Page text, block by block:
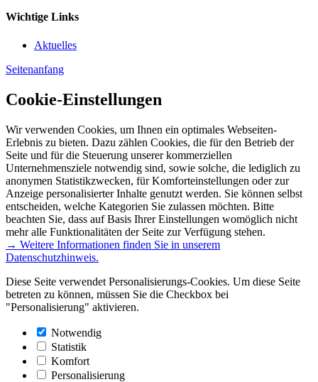
Wichtige Links
Aktuelles
Seitenanfang
Cookie-Einstellungen
Wir verwenden Cookies, um Ihnen ein optimales Webseiten-
Erlebnis zu bieten. Dazu zählen Cookies, die für den Betrieb der
Seite und für die Steuerung unserer kommerziellen
Unternehmensziele notwendig sind, sowie solche, die lediglich zu
anonymen Statistikzwecken, für Komforteinstellungen oder zur
Anzeige personalisierter Inhalte genutzt werden. Sie können selbst
entscheiden, welche Kategorien Sie zulassen möchten. Bitte
beachten Sie, dass auf Basis Ihrer Einstellungen womöglich nicht
mehr alle Funktionalitäten der Seite zur Verfügung stehen.
→ Weitere Informationen finden Sie in unserem
Datenschutzhinweis.
Diese Seite verwendet Personalisierungs-Cookies. Um diese Seite
betreten zu können, müssen Sie die Checkbox bei
"Personalisierung" aktivieren.
Notwendig
Statistik
Komfort
Personalisierung